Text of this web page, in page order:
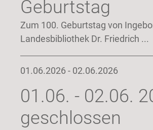
Geburtstag
Zum 100. Geburtstag von
Landesbibliothek Dr. Friedrich ...
01.06.2026 - 02.06.2026
01.06. - 02.06.
geschlossen